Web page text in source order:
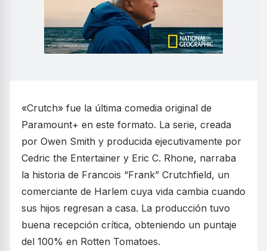
«Crutch» fue la última comedia original de
Paramount+ en este formato. La serie, creada
por Owen Smith y producida ejecutivamente por
Cedric the Entertainer y Eric C. Rhone, narraba
la historia de Francois “Frank” Crutchfield, un
comerciante de Harlem cuya vida cambia cuando
sus hijos regresan a casa. La producción tuvo
buena recepción crítica, obteniendo un puntaje
del 100% en Rotten Tomatoes.